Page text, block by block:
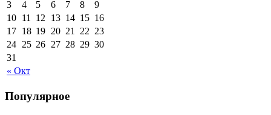
« Окт
3
4 5 6 7 8
9
10 11 12 13 14 15 16
17 18 19 20 21 22 23
24 25 26 27 28 29 30
31
Популярное